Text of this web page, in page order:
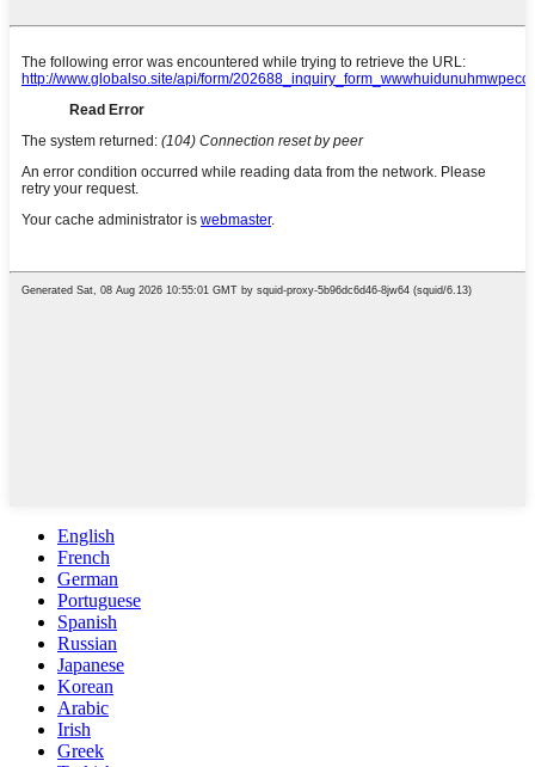
English
French
German
Portuguese
Spanish
Russian
Japanese
Korean
Arabic
Irish
Greek